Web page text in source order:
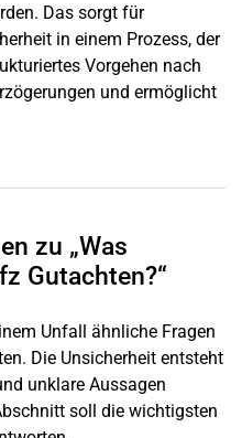
Das sorgt für
in einem Prozess, der
Vorgehen nach
und ermöglicht
zu „Was
Gutachten?“
Unfall ähnliche Fragen
Die Unsicherheit entsteht
unklare Aussagen
soll die wichtigsten